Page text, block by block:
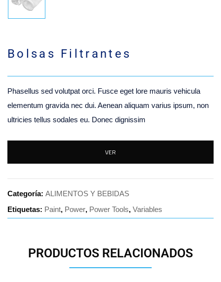
Bolsas Filtrantes
Phasellus sed volutpat orci. Fusce eget lore mauris vehicula
elementum gravida nec dui. Aenean aliquam varius ipsum, non
ultricies tellus sodales eu. Donec dignissim
VER
Categoría: ALIMENTOS Y BEBIDAS
Etiquetas: Paint, Power, Power Tools, Variables
PRODUCTOS RELACIONADOS